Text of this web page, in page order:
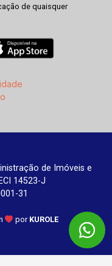
de quaisquer
de Imóveis e
14523-J
31
por KUROLE